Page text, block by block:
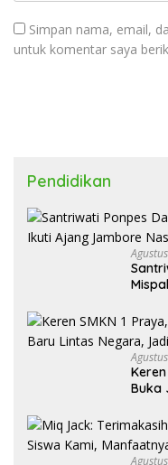
Simpan nama, email,
untuk komentar saya
Pendidikan
Buka